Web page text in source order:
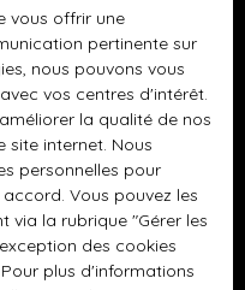
a été pensée avec
de qualité. Élégante
à l’espace de
ainsi qu’une salle
et baignoire, offrant
✨ Le véritable plus
Il dispose de
d’une chambre et de
Un espace idéal pour
- Boussy-Saint-
m² - Thomery
- Savigny-le-Temple
vous offrir une
pertinente sur
nous pouvons vous
vos centres d'intérêt.
la qualité de nos
site internet. Nous
personnelles pour
Vous pouvez les
la rubrique ″Gérer les
des cookies
plus d'informations